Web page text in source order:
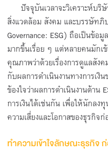
ปัจจุบันเวลาจะวิเคราะห์บริ
สิ่งแวดล้อม สังคม และบรรษัทภิ
Governance: ESG) ถือเป็นข้
มากขึ้นเรื่อย ๆ แต่หลายคนมักเ
คุณภาพว่าด้วยเรื่องการดูแลสัง
กับผลการดำเนินงานทางการเ
ข้องใจว่าผลการดำเนินงานด้าน
การเงินได้เช่นกัน เพื่อให้นักลง
ความเสี่ยงและโอกาสของธุรกิจ
ทำความเข้าใจลักษณะธุรกิจ